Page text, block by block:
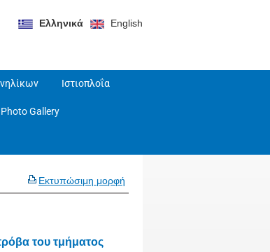
Ελληνικά English
Ιστιοπλοΐα
Photo Gallery
Εκτυπώσιμη μορφή
του τμήματος